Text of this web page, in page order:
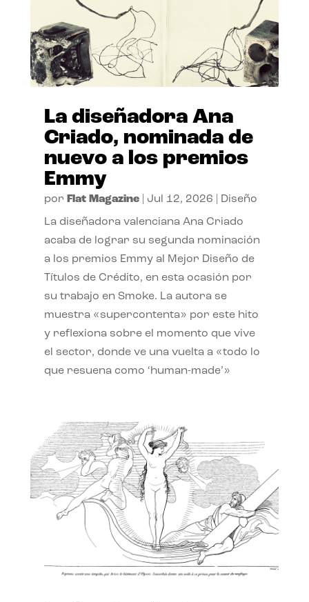
La diseñadora Ana
Criado, nominada de
nuevo a los premios
Emmy
por Flat Magazine| Jul 12, 2026 Diseño
La diseñadora valenciana Ana Criado
acaba de lograr su segunda nominación
a los premios Emmy al Mejor Diseño de
Títulos de Crédito, en esta ocasión por
su trabajo en Smoke. La autora se
muestra «supercontenta» por este hito
y reflexiona sobre el momento que vive
el sector, donde ve una vuelta a «todo lo
que resuena como ‘human-made’»